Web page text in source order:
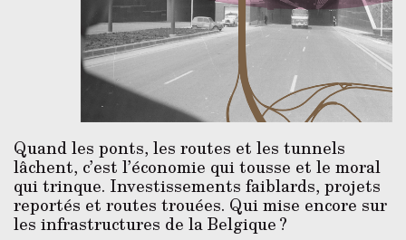
Quand les ponts, les routes et les tunnels
lâchent, c’est l’économie qui tousse et le moral
qui trinque. Investissements faiblards, projets
reportés et routes trouées. Qui mise encore sur
les infrastructures de la Belgique ?